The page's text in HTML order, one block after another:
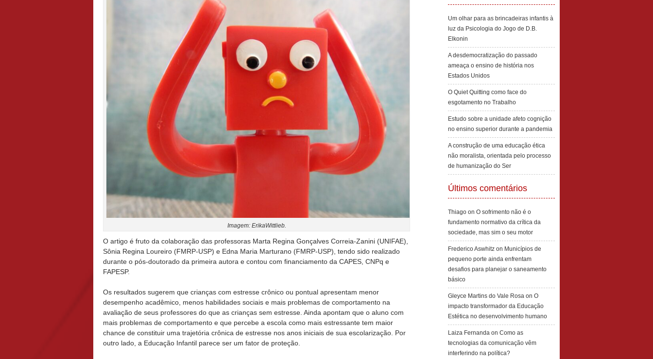
Imagem: ErikaWittlieb.
O artigo é fruto da colaboração das professoras Marta Regina Gonçalves Correia-Zanini (UNIFAE),
Sônia Regina Loureiro (FMRP-USP) e Edna Maria Marturano (FMRP-USP), tendo sido realizado
durante o pós-doutorado da primeira autora e contou com financiamento da CAPES, CNPq e
FAPESP.
Os resultados sugerem que crianças com estresse crônico ou pontual apresentam menor
desempenho acadêmico, menos habilidades sociais e mais problemas de comportamento na
avaliação de seus professores do que as crianças sem estresse. Ainda apontam que o aluno com
mais problemas de comportamento e que percebe a escola como mais estressante tem maior
chance de constituir uma trajetória crônica de estresse nos anos iniciais de sua escolarização. Por
outro lado, a Educação Infantil parece ser um fator de proteção.
Um olhar para as brincadeiras infantis à
luz da Psicologia do Jogo de D.B.
Elkonin
A desdemocratização do passado
ameaça o ensino de história nos
Estados Unidos
O Quiet Quitting como face do
esgotamento no Trabalho
Estudo sobre a unidade afeto cognição
no ensino superior durante a pandemia
A construção de uma educação ética
não moralista, orientada pelo processo
de humanização do Ser
Últimos comentários
Thiago on O sofrimento não é o
fundamento normativo da crítica da
sociedade, mas sim o seu motor
Frederico Aswhitz on Municípios de
pequeno porte ainda enfrentam
desafios para planejar o saneamento
básico
Gleyce Martins do Vale Rosa on O
impacto transformador da Educação
Estética no desenvolvimento humano
Laiza Fernanda on Como as
tecnologias da comunicação vêm
interferindo na política?